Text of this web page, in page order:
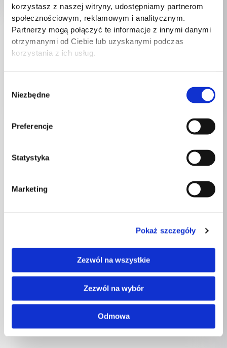
korzystasz z naszej witryny, udostępniamy partnerom
społecznościowym, reklamowym i analitycznym.
Partnerzy mogą połączyć te informacje z innymi danymi
otrzymanymi od Ciebie lub uzyskanymi podczas
korzystania z ich usług.
zgody
Niezbędne
Preferencje
Statystyka
Marketing
Pokaż szczegóły
Zezwól na wszystkie
Zezwól na wybór
Odmowa
Konie na biegunach
Koń Na Biegunach
252,00zł
Konie na biegunach